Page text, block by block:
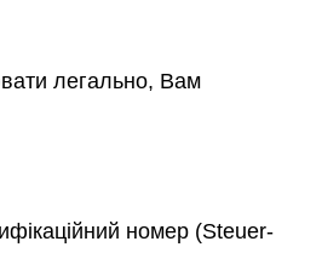
легально, Вам
номер (Steuer-